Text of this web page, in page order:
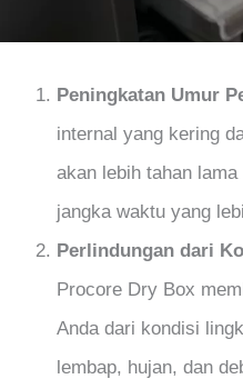
Peningkatan Umur
internal yang kering
akan lebih tahan
jangka waktu yang
Perlindungan dari
Procore Dry Box
Anda dari kondisi
lembap, hujan, dan